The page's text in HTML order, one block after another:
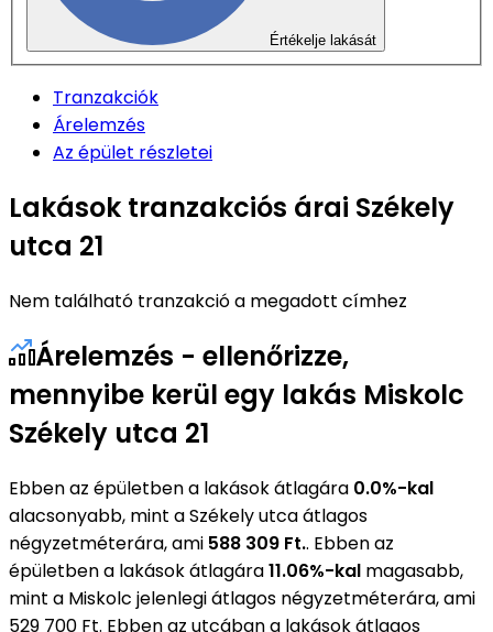
Értékelje lakását
Tranzakciók
Árelemzés
Az épület részletei
Lakások tranzakciós árai Székely
utca 21
Nem található tranzakció a megadott címhez
Árelemzés - ellenőrizze,
mennyibe kerül egy lakás Miskolc
Székely utca 21
Ebben az épületben a lakások átlagára 0.0%-kal
alacsonyabb, mint a Székely utca átlagos
négyzetméterára, ami 588 309 Ft.. Ebben az
épületben a lakások átlagára11.06%-kal magasabb,
mint a Miskolc jelenlegi átlagos négyzetméterára, ami
529 700 Ft. Ebben az utcában a lakások átlagos